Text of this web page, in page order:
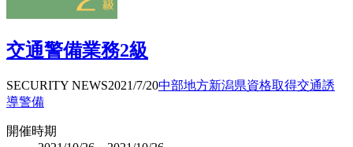
交通警備業務2級
SECURITY NEWS2021/7/20中部地方新潟県資格取得交通誘
導警備
開催時期